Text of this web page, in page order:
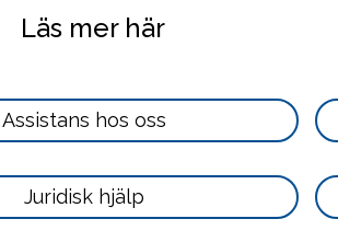
Läs mer här
Läs
mer
här
Assistans hos oss
Läs
mer
Juridisk hjälp